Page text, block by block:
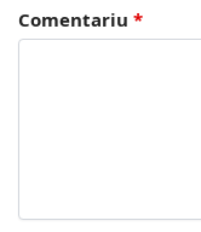
Comentariu *